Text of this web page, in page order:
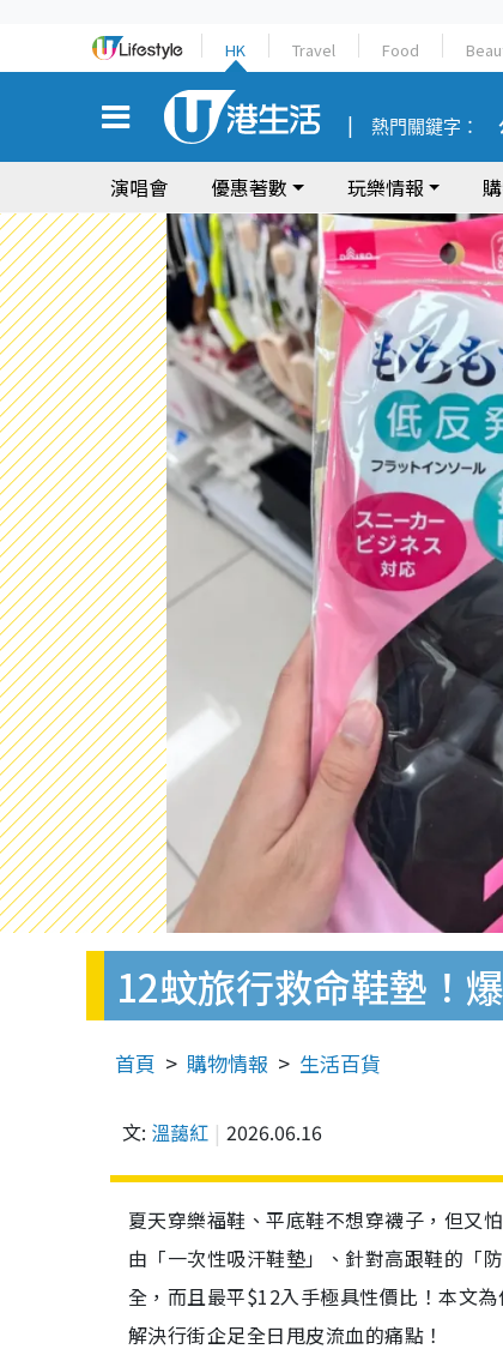
HK Travel Food
熱門關鍵字：
演唱會 優惠著數 玩樂情報
12蚊旅行救命鞋墊！
首頁 購物情報 生活百貨
文: 溫藹紅 2026.06.16
夏天穿樂福鞋、平底鞋不想穿襪子，但又
由「一次性吸汗鞋墊」、針對高跟鞋的「
全，而且最平$12入手極具性價比！本文
解決行街企足全日甩皮流血的痛點！